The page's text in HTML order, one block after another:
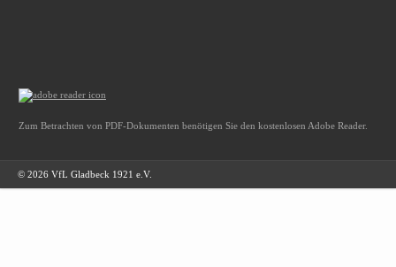
Zum Betrachten von PDF-Dokumenten benötigen Sie den kostenlosen Adobe Reader.
© 2026 VfL Gladbeck 1921 e.V.